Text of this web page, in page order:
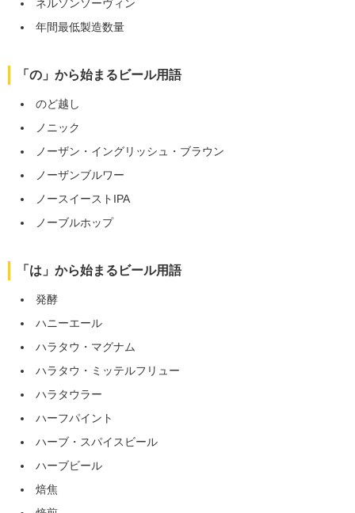
ネルソンソーヴィン
年間最低製造数量
「の」から始まるビール用語
のど越し
ノニック
ノーザン・イングリッシュ・ブラウン
ノーザンブルワー
ノースイーストIPA
ノーブルホップ
「は」から始まるビール用語
発酵
ハニーエール
ハラタウ・マグナム
ハラタウ・ミッテルフリュー
ハラタウラー
ハーフパイント
ハーブ・スパイスビール
ハーブビール
焙焦